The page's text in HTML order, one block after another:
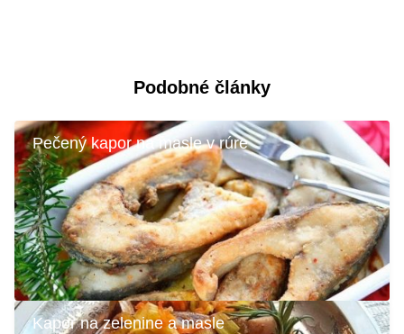
Podobné články
Pečený kapor na masle v rúre
Kapor na zelenine a masle